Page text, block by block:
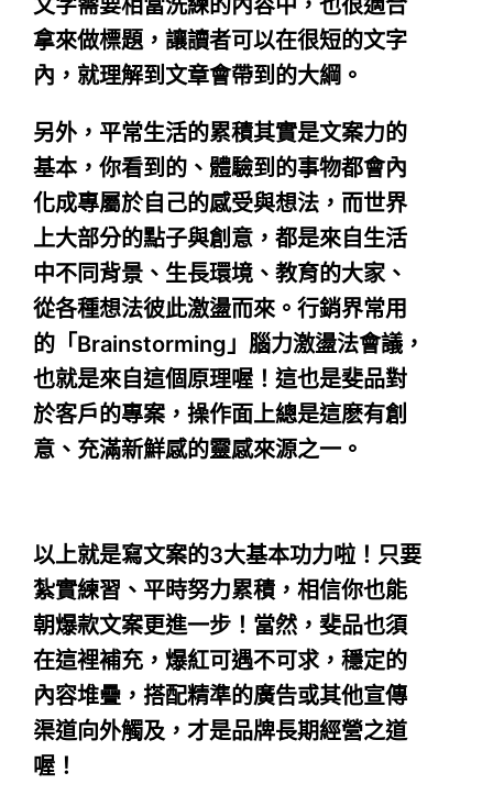
拿來做標題，讓讀者可以在很短的文字
內，就理解到文章會帶到的大綱。
另外，平常生活的累積其實是文案力的
基本，你看到的、體驗到的事物都會內
化成專屬於自己的感受與想法，而世界
上大部分的點子與創意，都是來自生活
中不同背景、生長環境、教育的大家、
從各種想法彼此激盪而來。行銷界常用
的「Brainstorming」腦力激盪法會議，
也就是來自這個原理喔！這也是斐品對
於客戶的專案，操作面上總是這麽有創
意、充滿新鮮感的靈感來源之一。
以上就是寫文案的3大基本功力啦！只要
紮實練習、平時努力累積，相信你也能
朝爆款文案更進一步！當然，斐品也須
在這裡補充，爆紅可遇不可求，穩定的
內容堆疊，搭配精準的廣告或其他宣傳
渠道向外觸及，才是品牌長期經營之道
喔！